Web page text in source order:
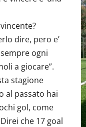
dire, pero e’
ogni
a giocare”.
stagione
al passato hai
gol, come
che 17 goal